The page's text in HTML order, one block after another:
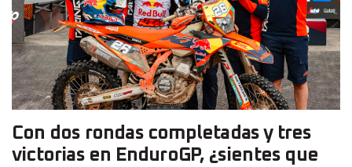
Con dos rondas completadas y tres
victorias en EnduroGP, ¿sientes que